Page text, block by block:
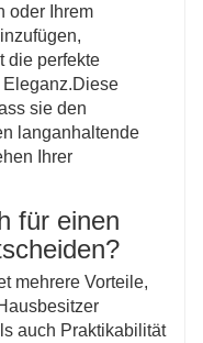
oder Ihrem
die perfekte
sie den
langanhaltende
Ihrer
für einen
mehrere Vorteile,
auch Praktikabilität